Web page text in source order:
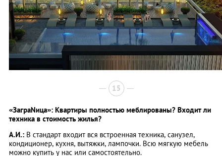
15
«ЗаграNица»: Квартиры полностью меблированы? Входит ли
техника в стоимость жилья?
А.И.: В стандарт входит вся встроенная техника, санузел,
кондиционер, кухня, вытяжки, лампочки. Всю мягкую мебель
можно купить у нас или самостоятельно.